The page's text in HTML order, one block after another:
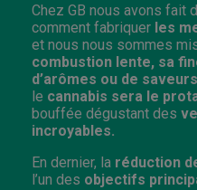
Chez GB nous avons fait
comment fabriquer les
et nous nous sommes
combustion lente, sa
d’arômes ou de saveurs
le cannabis sera le
bouffée dégustant des
incroyables.
En dernier, la réduction
l’un des objectifs